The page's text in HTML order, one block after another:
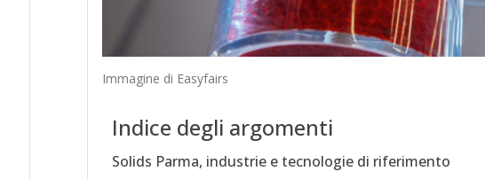
Immagine di Easyfairs
Indice degli argomenti
Solids Parma, industrie e tecnologie di riferimento